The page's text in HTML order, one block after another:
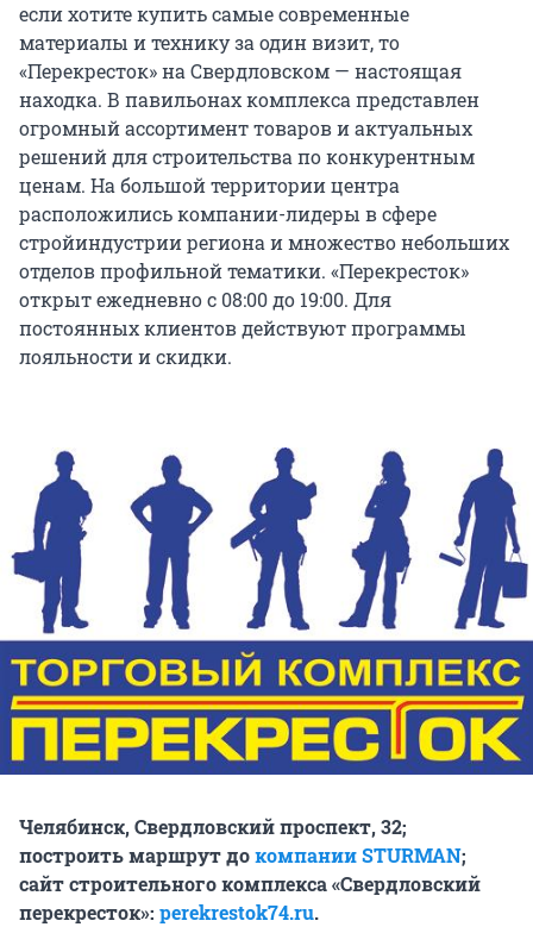
если хотите купить самые современные
материалы и технику за один визит, то
«Перекресток» на Свердловском — настоящая
находка. В павильонах комплекса представлен
огромный ассортимент товаров и актуальных
решений для строительства по конкурентным
ценам. На большой территории центра
расположились компании-лидеры в сфере
стройиндустрии региона и множество небольших
отделов профильной тематики. «Перекресток»
открыт ежедневно с 08:00 до 19:00. Для
постоянных клиентов действуют программы
лояльности и скидки.
Челябинск, Свердловский проспект, 32;
построить маршрут докомпании STURMAN;
сайт строительного комплекса «Свердловский
перекресток»: perekrestok74.ru.